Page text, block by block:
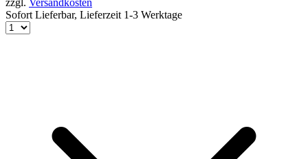
Sofort Lieferbar, Lieferzeit 1-3 Werktage